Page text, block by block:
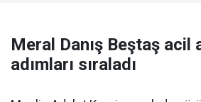
Meral Danış Beştaş acil
adımları sıraladı